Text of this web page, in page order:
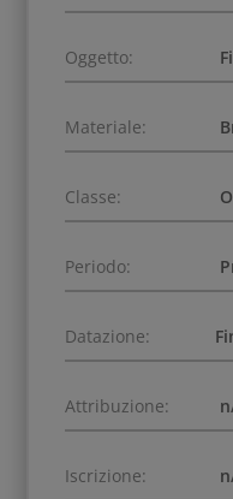
Oggetto:
Materiale:
Classe:
Periodo:
Datazione:
Attribuzione:
Iscrizione: